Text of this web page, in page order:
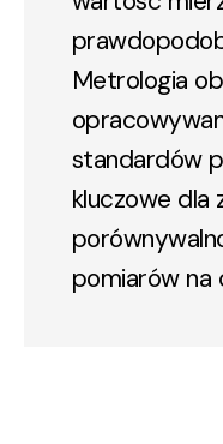
Metrologia
standardów
kluczowe dla
pomiarów na